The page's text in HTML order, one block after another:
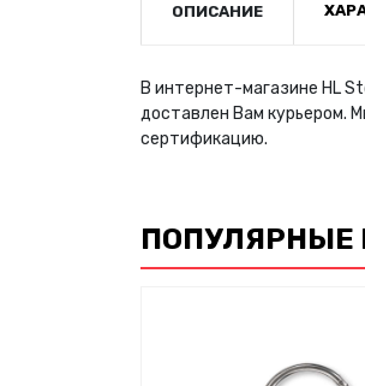
ОПИСАНИЕ
В интернет-магазине HL
доставлен Вам курьером.
сертификацию.
ПОПУЛЯРНЫЕ